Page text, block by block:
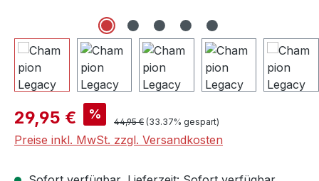
Verkaufspreis:
29,95 € % Regulärer Preis:
44,95 € (33.37% gespart)
Preise inkl. MwSt. zzgl. Versandkosten